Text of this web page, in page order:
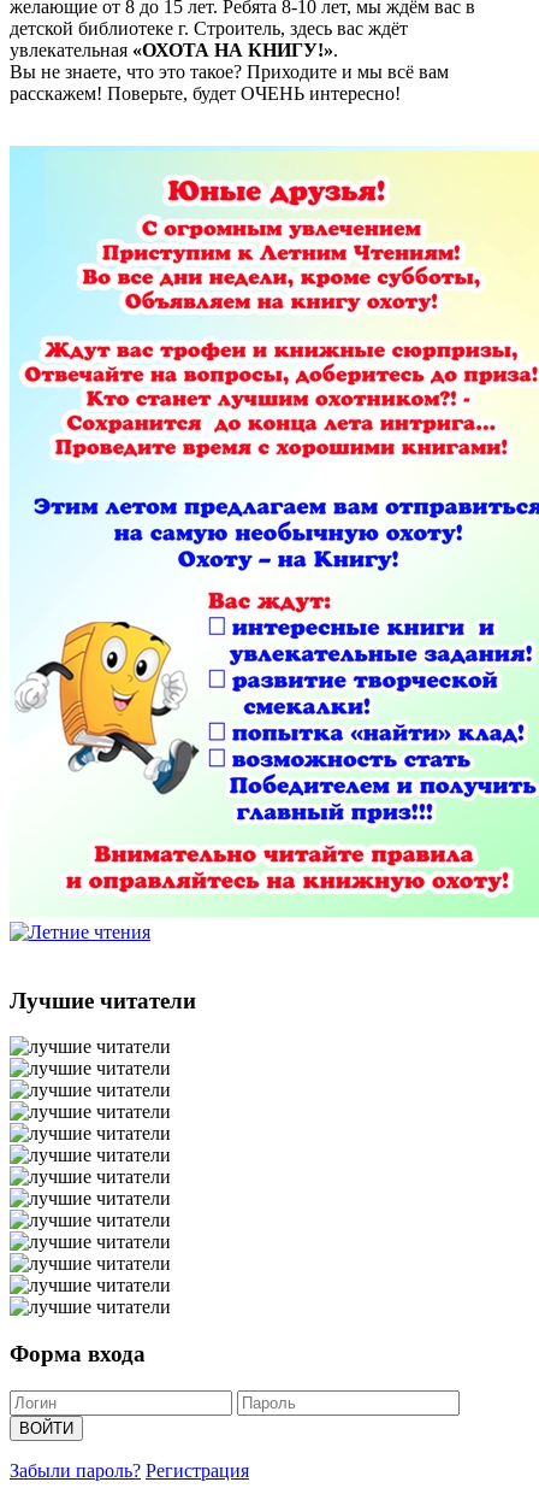
желающие от 8 до 15 лет. Ребята 8-10 лет, мы ждём вас в
детской библиотеке г. Строитель, здесь вас ждёт
увлекательная «ОХОТА НА КНИГУ!».
Вы не знаете, что это такое? Приходите и мы всё вам
расскажем! Поверьте, будет ОЧЕНЬ интересно!
Лучшие читатели
Форма входа
Забыли пароль? Регистрация